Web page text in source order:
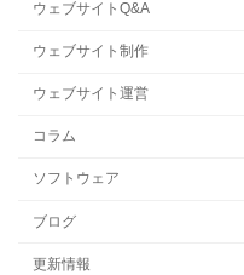
ウェブサイトQ&A
ウェブサイト制作
ウェブサイト運営
コラム
ソフトウェア
ブログ
更新情報